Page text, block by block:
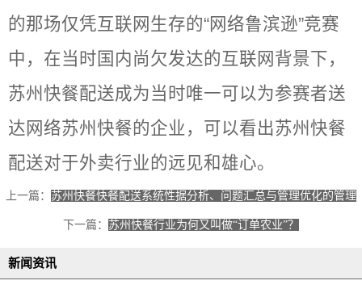
的那场仅凭互联网生存的“网络鲁滨逊”竞赛
中，在当时国内尚欠发达的互联网背景下，
苏州快餐配送成为当时唯一可以为参赛者送
达网络苏州快餐的企业，可以看出苏州快餐
配送对于外卖行业的远见和雄心。
上一篇： 苏州快餐快餐配送系统性据分析、问题汇总与管理优化的管理
下一篇： 苏州快餐行业为何又叫做“订单农业”？
新闻资讯